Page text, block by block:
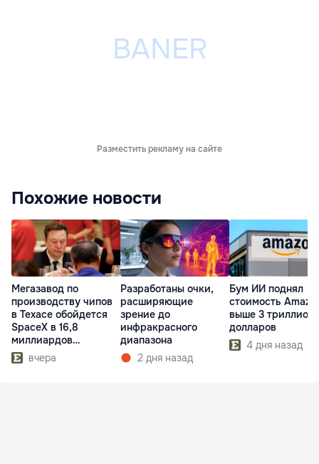
Разместить рекламу на сайте
Похожие новости
Мегазавод по
производству чипов
в Техасе обойдется
SpaceX в 16,8
миллиардов
долларов
вчера
Разработаны очки,
расширяющие
зрение до
инфракрасного
диапазона
2 дня назад
Бум ИИ поднял
стоимость
выше 3
долларов
4 дня назад